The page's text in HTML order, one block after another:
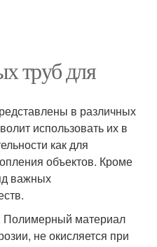
труб для
в различных
использовать их в
как для
объектов. Кроме
важных
Полимерный материал
не окисляется при